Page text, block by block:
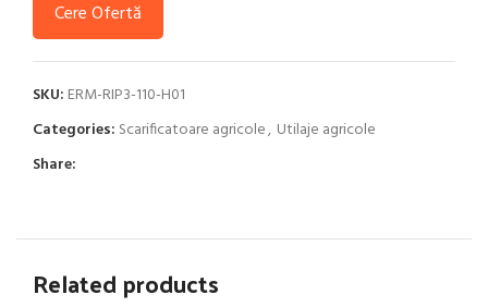
Cere Ofertă
SKU: ERM-RIP3-110-H01
Categories: Scarificatoare agricole, Utilaje agricole
Share:
Related products